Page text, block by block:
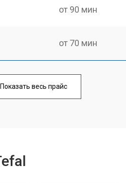
от 90 мин
от 70 мин
от 110 мин
Показать весь прайс